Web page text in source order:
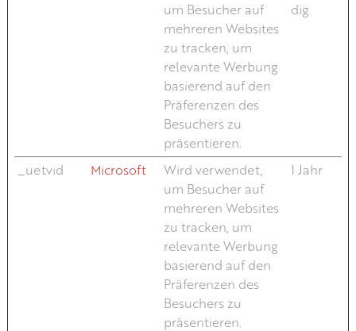
um Besucher auf
mehreren Websites
zu tracken, um
relevante Werbung
basierend auf den
Präferenzen des
Besuchers zu
präsentieren.
dig
_uetvid Microsoft
Wird verwendet,
um Besucher auf
mehreren Websites
zu tracken, um
relevante Werbung
basierend auf den
Präferenzen des
Besuchers zu
präsentieren.
1 Jahr